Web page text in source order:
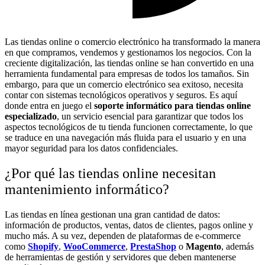
Las tiendas online o comercio electrónico ha transformado la manera
en que compramos, vendemos y gestionamos los negocios. Con la
creciente digitalización, las tiendas online se han convertido en una
herramienta fundamental para empresas de todos los tamaños. Sin
embargo, para que un comercio electrónico sea exitoso, necesita
contar con sistemas tecnológicos operativos y seguros. Es aquí
donde entra en juego el soporte informático para tiendas online
especializado, un servicio esencial para garantizar que todos los
aspectos tecnológicos de tu tienda funcionen correctamente, lo que
se traduce en una navegación más fluida para el usuario y en una
mayor seguridad para los datos confidenciales.
¿Por qué las tiendas online necesitan
mantenimiento informático?
Las tiendas en línea gestionan una gran cantidad de datos:
información de productos, ventas, datos de clientes, pagos online y
mucho más. A su vez, dependen de plataformas de e-commerce
como Shopify, WooCommerce, PrestaShop o Magento, además
de herramientas de gestión y servidores que deben mantenerse